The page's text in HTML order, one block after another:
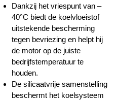
Dankzij het vriespunt van –
40°C biedt de koelvloeistof
uitstekende bescherming
tegen bevriezing en helpt hij
de motor op de juiste
bedrijfstemperatuur te
houden.
De silicaatvrije samenstelling
beschermt het koelsysteem